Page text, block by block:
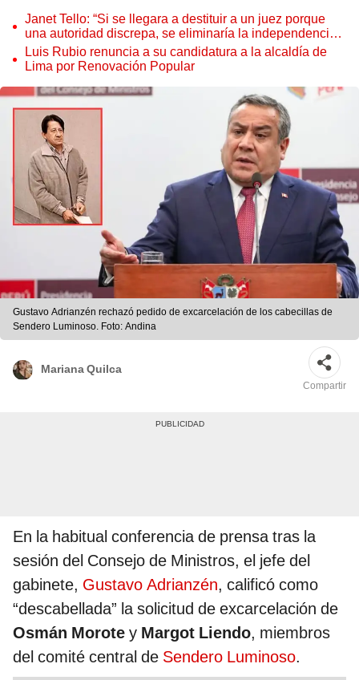
Janet Tello: “Si se llegara a destituir a un juez porque
una autoridad discrepa, se eliminaría la independencia
judicial”
Luis Rubio renuncia a su candidatura a la alcaldía de
Lima por Renovación Popular
Gustavo Adrianzén rechazó pedido de excarcelación de los cabecillas de
Sendero Luminoso. Foto: Andina
Mariana Quilca
Compartir
En la habitual conferencia de prensa tras la
sesión del Consejo de Ministros, el jefe del
gabinete, Gustavo Adrianzén, calificó como
“descabellada” la solicitud de excarcelación de
Osmán Morote y Margot Liendo, miembros
del comité central de Sendero Luminoso.